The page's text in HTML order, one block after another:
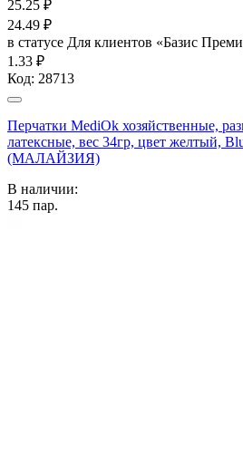
25.25 ₽
24.49 ₽
в статусе Для клиентов «Базис
1.33 ₽
Код: 28713
Перчатки MediOk хозяйственные,
латексные, вес 34гр, цвет желтый,
(МАЛАЙЗИЯ)
В наличии:
145 пар.